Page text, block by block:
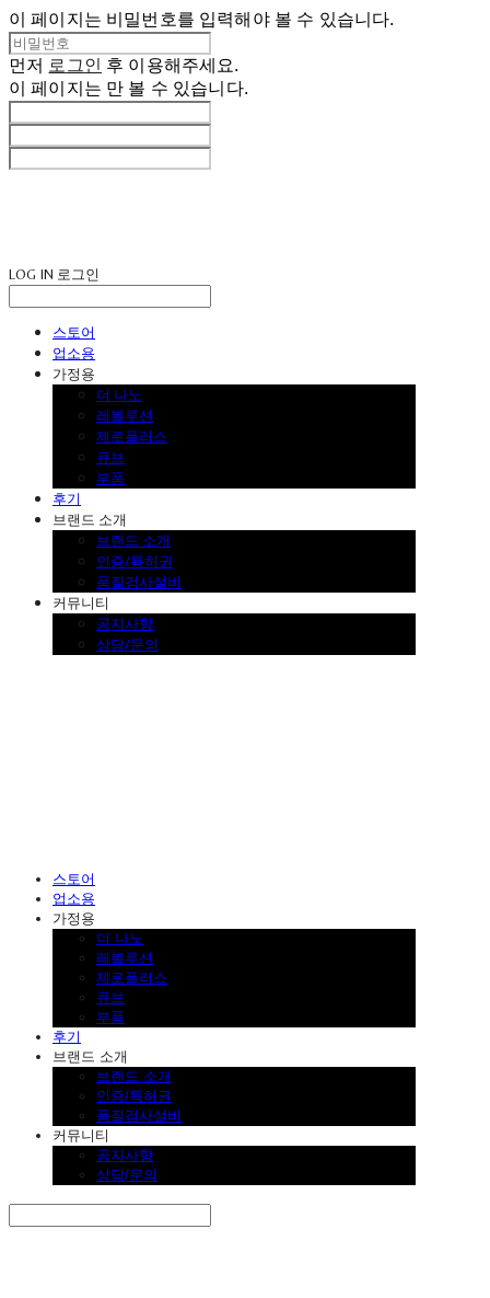
이 페이지는 비밀번호를 입력해야 볼 수 있습니다.
먼저 로그인 후 이용해주세요.
이 페이지는 만 볼 수 있습니다.
LOG IN 로그인
스토어
업소용
가정용
더 나노
레볼루션
제로플러스
큐브
부품
후기
브랜드 소개
브랜드 소개
인증/특허권
품질검사설비
커뮤니티
공지사항
상담/문의
스토어
업소용
가정용
더 나노
레볼루션
제로플러스
큐브
부품
후기
브랜드 소개
브랜드 소개
인증/특허권
품질검사설비
커뮤니티
공지사항
상담/문의